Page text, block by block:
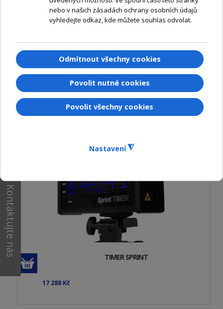
TEXTOVÉ LED PANELY
ELEKTRONICKÝ BZUČÁK
AKČNÍZBOŽÍ
TIMER SPRINT
17 288 Kč
Kontaktujte nás